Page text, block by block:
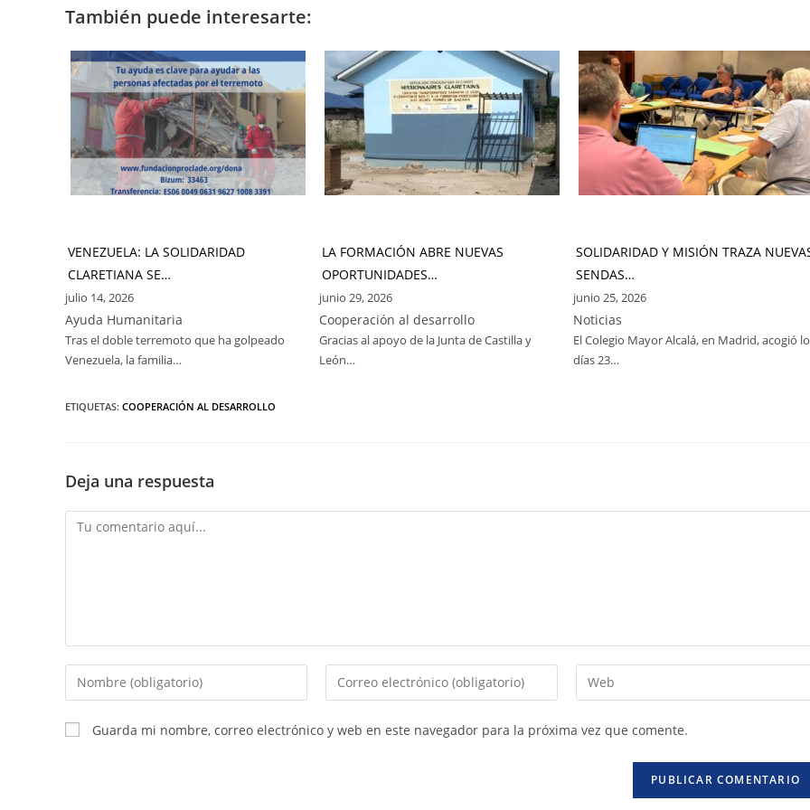
También puede interesarte:
VENEZUELA: LA SOLIDARIDAD
CLARETIANA SE…
julio 14, 2026
Ayuda Humanitaria
Tras el doble terremoto que ha golpeado
Venezuela, la familia…
LA FORMACIÓN ABRE NUEVAS
OPORTUNIDADES…
junio 29, 2026
Cooperación al desarrollo
Gracias al apoyo de la Junta de Castilla y
León…
SOLIDARIDAD Y MISIÓN TRAZA
SENDAS…
junio 25, 2026
Noticias
El Colegio Mayor Alcalá, en Madrid, acogió
días 23…
ETIQUETAS: COOPERACIÓN AL DESARROLLO
Deja una respuesta
Guarda mi nombre, correo electrónico y web en este navegador para la próxima vez que comente.